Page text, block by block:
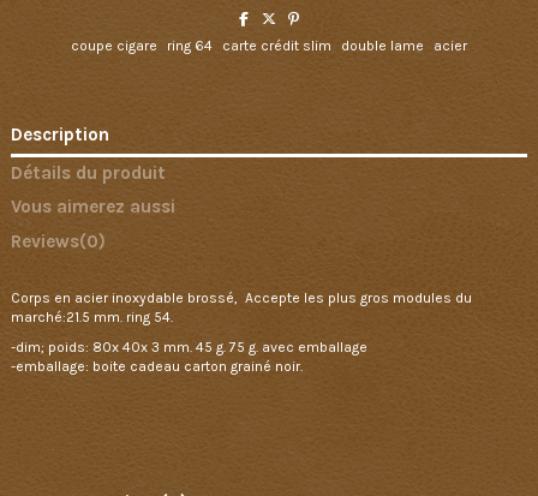
coupe cigare ring 64 carte crédit slim double lame acier
Description
Détails du produit
Vous aimerez aussi
Reviews(0)
Corps en acier inoxydable brossé, Accepte les plus gros modules du
marché:21.5 mm. ring 54.
-dim; poids: 80x 40x 3 mm. 45 g. 75 g. avec emballage
-emballage: boite cadeau carton grainé noir.